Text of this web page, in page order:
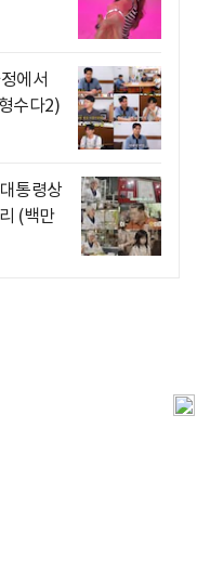
에서
수다2)
통령상
(백만